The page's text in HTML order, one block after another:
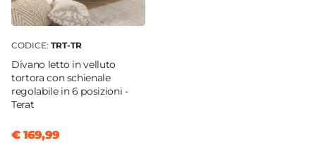
CODICE: TRT-TR
Divano letto in velluto
tortora con schienale
regolabile in 6 posizioni -
Terat
€ 169,99